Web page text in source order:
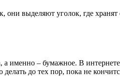
они выделяют уголок, где
именно – бумажное. В
до тех пор, пока не